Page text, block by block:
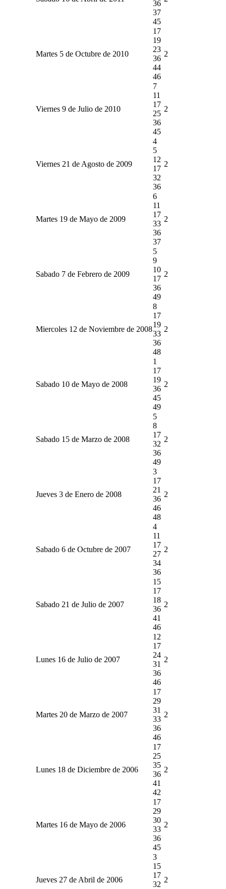
36
37
45
Martes 5 de Octubre de 2010
17
19
23
36
44
46
2
Viernes 9 de Julio de 2010
7
11
17
25
36
45
2
Viernes 21 de Agosto de 2009
4
5
12
17
32
36
2
Martes 19 de Mayo de 2009
6
11
17
33
36
37
2
Sabado 7 de Febrero de 2009
5
9
10
17
36
49
2
Miercoles 12 de Noviembre de 2008
8
17
19
33
36
48
2
Sabado 10 de Mayo de 2008
1
17
19
36
45
49
2
Sabado 15 de Marzo de 2008
5
8
17
32
36
49
2
Jueves 3 de Enero de 2008
3
17
21
36
46
48
2
Sabado 6 de Octubre de 2007
4
11
17
27
34
36
2
Sabado 21 de Julio de 2007
15
17
18
36
41
46
2
Lunes 16 de Julio de 2007
12
17
24
31
36
46
2
Martes 20 de Marzo de 2007
17
29
31
33
36
46
2
Lunes 18 de Diciembre de 2006
17
25
35
36
41
42
2
Martes 16 de Mayo de 2006
17
29
30
33
36
45
2
Jueves 27 de Abril de 2006
3
15
17
32
2